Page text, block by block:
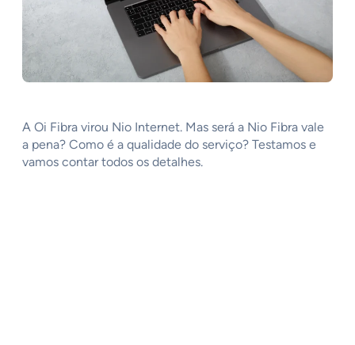
A Oi Fibra virou Nio Internet. Mas será a Nio Fibra vale
a pena? Como é a qualidade do serviço? Testamos e
vamos contar todos os detalhes.